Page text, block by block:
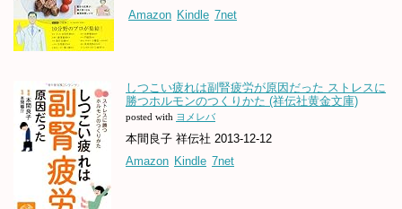
Amazon Kindle 7net
しつこい疲れは副腎疲労が原因だった ストレスに
勝つホルモンのつくりかた (祥伝社黄金文庫)
posted with ヨメレバ
本間良子 祥伝社 2013-12-12
Amazon Kindle 7net